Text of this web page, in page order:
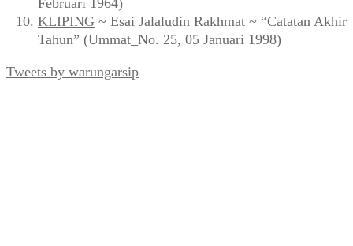
KLIPING ~ Esai Jalaludin Rakhmat ~ “Catatan Akhir
Tahun” (Ummat_No. 25, 05 Januari 1998)
Tweets by warungarsip